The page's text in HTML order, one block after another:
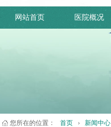
网站首页 医院概况
您所在的位置： 首页 › 新闻中心